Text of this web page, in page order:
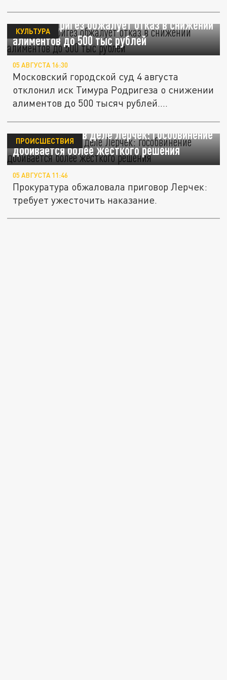
Тимур Родригез обжалует отказ в снижении
алиментов до 500 тыс рублей
КУЛЬТУРА
05 АВГУСТА 16:30
Московский городской суд 4 августа
отклонил иск Тимура Родригеза о снижении
алиментов до 500 тысяч рублей....
Новый поворот в деле Лерчек: гособвинение
добивается более жесткого решения
ПРОИСШЕСТВИЯ
05 АВГУСТА 11:46
Прокуратура обжаловала приговор Лерчек:
требует ужесточить наказание.